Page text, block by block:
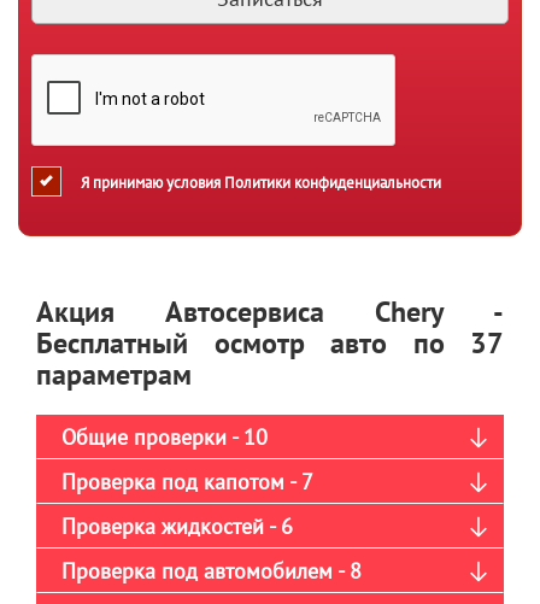
Я принимаю условия Политики конфиденциальности
Акция Автосервиса Chery -
Бесплатный осмотр авто по 37
параметрам
Общие проверки - 10
Проверка под капотом - 7
Проверка жидкостей - 6
Проверка под автомобилем - 8